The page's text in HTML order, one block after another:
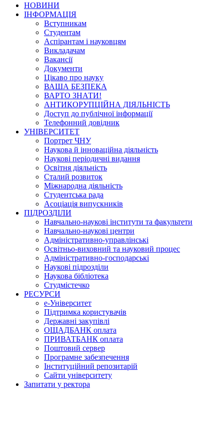
НОВИНИ
ІНФОРМАЦІЯ
Вступникам
Студентам
Аспірантам і науковцям
Викладачам
Вакансії
Документи
Цікаво про науку
ВАША БЕЗПЕКА
ВАРТО ЗНАТИ!
АНТИКОРУПЦІЙНА ДІЯЛЬНІСТЬ
Доступ до публічної інформації
Телефонний довідник
УНІВЕРСИТЕТ
Портрет ЧНУ
Наукова й інноваційна діяльність
Наукові періодичні видання
Освітня діяльність
Сталий розвиток
Міжнародна діяльність
Студентська рада
Асоціація випускників
ПІДРОЗДІЛИ
Навчально-наукові інститути та факультети
Навчально-наукові центри
Адміністративно-управлінські
Освітньо-виховний та науковий процес
Адміністративно-господарські
Наукові підрозділи
Наукова бібліотека
Студмістечко
РЕСУРСИ
е-Університет
Підтримка користувачів
Державні закупівлі
ОЩАДБАНК оплата
ПРИВАТБАНК оплата
Поштовий сервер
Програмне забезпечення
Інституційний репозитарій
Сайти університету
Запитати у ректора